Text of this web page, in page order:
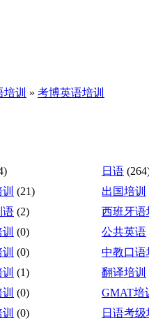
培训 » 考博英语培训
日语
(21)
出国培训
语 (2)
西班牙语
(0)
公共英语
(0)
中教口语
(1)
翻译培训
(0)
GMAT培
(0)
日语考